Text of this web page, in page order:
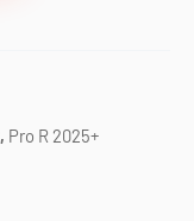
, Pro R 2025+